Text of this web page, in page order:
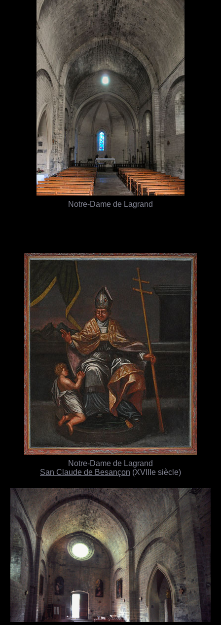
Notre-Dame de Lagrand
Notre-Dame de Lagrand
San Claude de Besançon (XVIIIe siècle)